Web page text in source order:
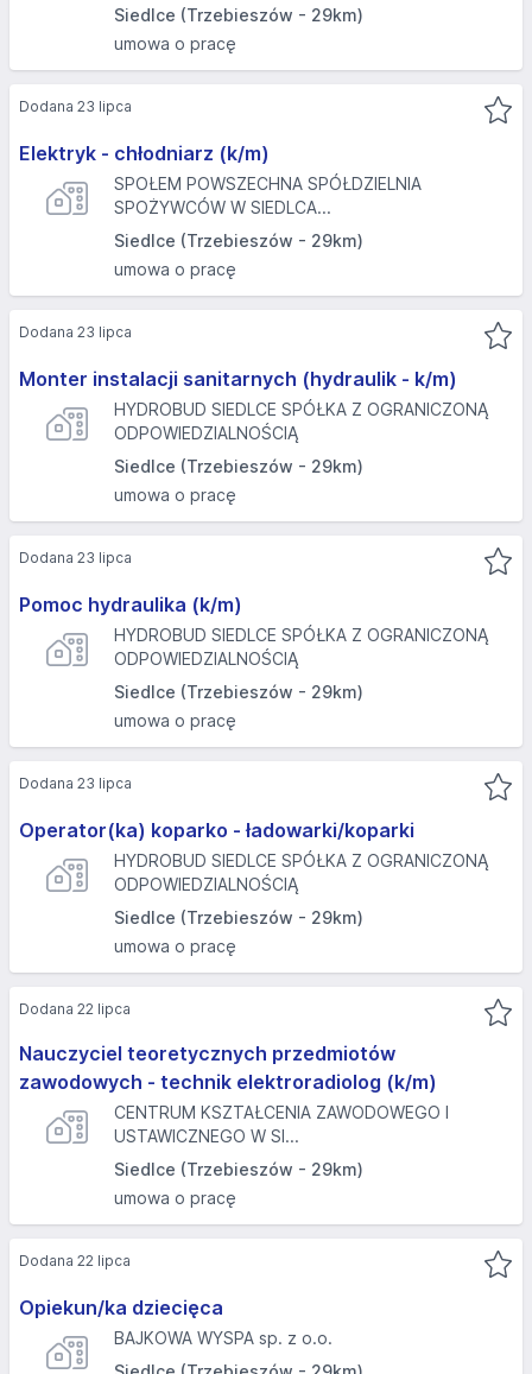
Siedlce (Trzebieszów - 29km)
umowa o pracę
Elektryk - chłodniarz (k/m)
SPOŁEM POWSZECHNA SPÓŁDZIELNIA
SPOŻYWCÓW W SIEDLCA...
Siedlce (Trzebieszów - 29km)
umowa o pracę
Dodana 23 lipca
Monter instalacji sanitarnych (hydraulik - k/m)
HYDROBUD SIEDLCE SPÓŁKA Z OGRANICZONĄ
ODPOWIEDZIALNOŚCIĄ
Siedlce (Trzebieszów - 29km)
umowa o pracę
Dodana 23 lipca
Pomoc hydraulika (k/m)
HYDROBUD SIEDLCE SPÓŁKA Z OGRANICZONĄ
ODPOWIEDZIALNOŚCIĄ
Siedlce (Trzebieszów - 29km)
umowa o pracę
Dodana 23 lipca
Operator(ka) koparko - ładowarki/koparki
HYDROBUD SIEDLCE SPÓŁKA Z OGRANICZONĄ
ODPOWIEDZIALNOŚCIĄ
Siedlce (Trzebieszów - 29km)
umowa o pracę
Dodana 23 lipca
Nauczyciel teoretycznych przedmiotów
zawodowych - technik elektroradiolog (k/m)
CENTRUM KSZTAŁCENIA ZAWODOWEGO I
USTAWICZNEGO W SI...
Siedlce (Trzebieszów - 29km)
umowa o pracę
Dodana 22 lipca
Opiekun/ka dziecięca
BAJKOWA WYSPA sp. z o.o.
Dodana 22 lipca